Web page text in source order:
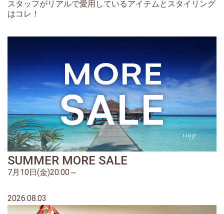
スタッフがリアルで愛用しているアイテムとスタイリング
はコレ！
SUMMER MORE SALE
7月10日(金)20:00～
2026.08.03